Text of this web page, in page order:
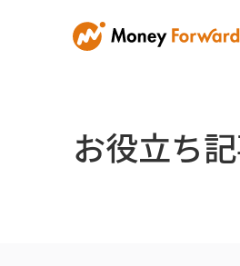
お役立ち